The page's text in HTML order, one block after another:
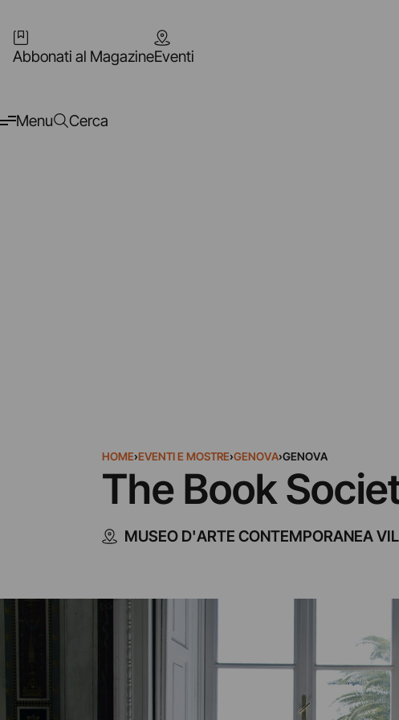
Abbonati al MagazineEventi
Menu Cerca
HOME›EVENTI E MOSTRE›GENOVA›GENOVA
The Book
MUSEO D'ARTE CONTEMPORANEA